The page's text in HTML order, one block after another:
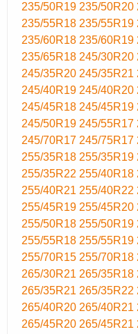
235/50R19 235/50R20
235/55R18 235/55R19
235/60R18 235/60R19
235/65R18 245/30R20
245/35R20 245/35R21
245/40R19 245/40R20
245/45R18 245/45R19
245/50R19 245/55R17
245/70R17 245/75R17
255/35R18 255/35R19
255/35R22 255/40R18
255/40R21 255/40R22
255/45R19 255/45R20
255/50R18 255/50R19
255/55R18 255/55R19
255/70R15 255/70R18
265/30R21 265/35R18
265/35R21 265/35R22
265/40R20 265/40R21
265/45R20 265/45R21